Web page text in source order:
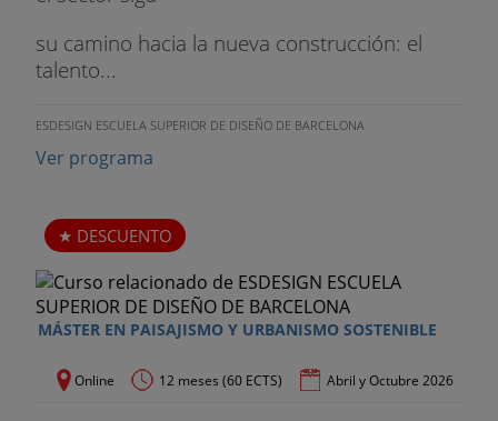
su camino hacia la nueva construcción: el
talento...
ESDESIGN ESCUELA SUPERIOR DE DISEÑO DE BARCELONA
Ver programa
DESCUENTO
MÁSTER EN PAISAJISMO Y URBANISMO SOSTENIBLE
Online 12 meses (60 ECTS) Abril y Octubre 2026